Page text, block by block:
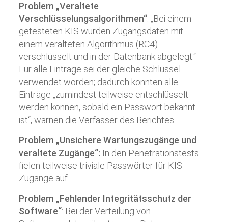
Problem „Veraltete
Verschlüsselungsalgorithmen“: „Bei einem
getesteten KIS wurden Zugangsdaten mit
einem veralteten Algorithmus (RC4)
verschlüsselt und in der Datenbank abgelegt.“
Für alle Einträge sei der gleiche Schlüssel
verwendet worden; dadurch könnten alle
Einträge „zumindest teilweise entschlüsselt
werden können, sobald ein Passwort bekannt
ist“, warnen die Verfasser des Berichtes.
Problem „Unsichere Wartungszugänge und
veraltete Zugänge“: In den Penetrationstests
fielen teilweise triviale Passwörter für KIS-
Zugänge auf.
Problem „Fehlender Integritätsschutz der
Software“: Bei der Verteilung von